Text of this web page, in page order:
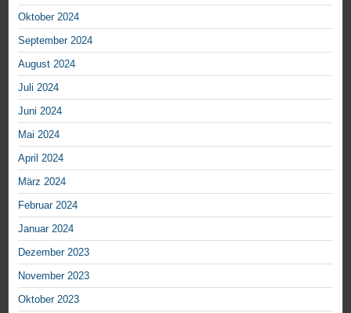
Oktober 2024
September 2024
August 2024
Juli 2024
Juni 2024
Mai 2024
April 2024
März 2024
Februar 2024
Januar 2024
Dezember 2023
November 2023
Oktober 2023